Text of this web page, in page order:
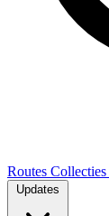
Routes Collecties
Updates